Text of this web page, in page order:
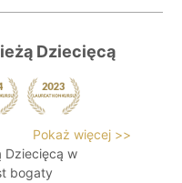
Dziecięcą
Pokaż więcej >>
Dziecięcą w
bogaty